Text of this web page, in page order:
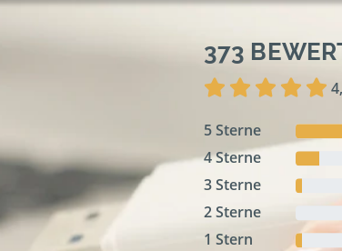
373
5 Sterne
4 Sterne
3 Sterne
2 Sterne
1 Stern